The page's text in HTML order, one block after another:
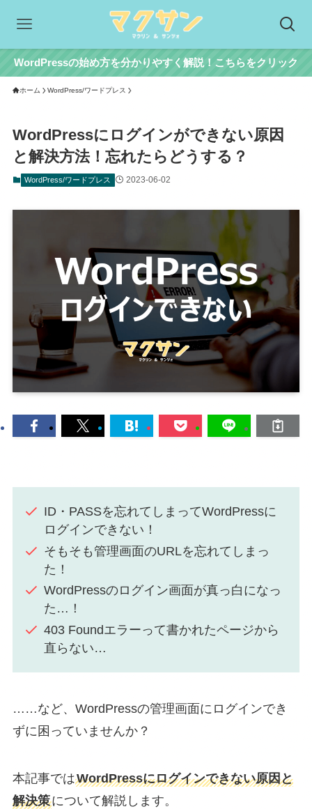
WordPressの始め方を分かりやすく解説！こちらをクリック
ホーム WordPress/ワードプレス
WordPressにログインができない原因
と解決方法！忘れたらどうする？
WordPress/ワードプレス 2023-06-02
ID・PASSを忘れてしまってWordPressに
ログインできない！
そもそも管理画面のURLを忘れてしまっ
た！
WordPressのログイン画面が真っ白になっ
た…！
403 Foundエラーって書かれたページから
直らない…
……など、WordPressの管理画面にログインでき
ずに困っていませんか？
本記事ではWordPressにログインできない原因と
解決策について解説します。